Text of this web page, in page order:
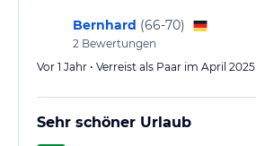
Bernhard (66-70)
2 Bewertungen
Vor 1 Jahr • Verreist als Paar im April 2025
Sehr schöner Urlaub